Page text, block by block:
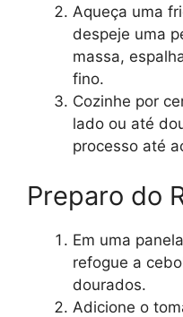
Aqueça uma
despeje uma
massa,
fino.
Cozinhe por
lado ou até
processo até
Preparo do
Em uma
refogue a
dourados.
Adicione o